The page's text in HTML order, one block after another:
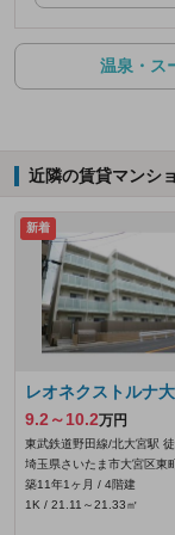
温泉・ス
近隣の賃貸マンシ
新着
レオネクストルナ
9.2～10.2万円
東武鉄道野田線/北大宮駅
埼玉県さいたま市大宮区東
築11年1ヶ月 / 4階建
1K / 21.11～21.33㎡